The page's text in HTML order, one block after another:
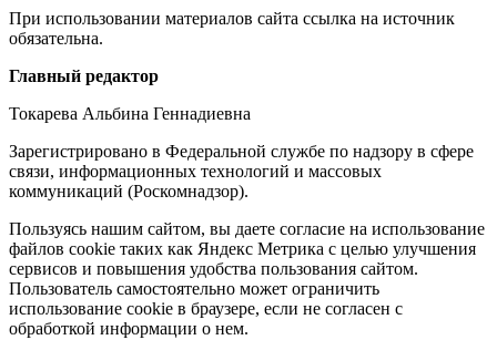
При использовании материалов сайта ссылка на источник
обязательна.
Редакция
Главный редактор
Токарева Альбина Геннадиевна
Зарегистрировано в Федеральной службе по надзору в сфере
связи, информационных технологий и массовых
коммуникаций (Роскомнадзор).
Политика
cookie
Пользуясь нашим сайтом, вы даете согласие на использование
файлов cookie таких как Яндекс Метрика с целью улучшения
сервисов и повышения удобства пользования сайтом.
Пользователь самостоятельно может ограничить
использование cookie в браузере, если не согласен с
обработкой информации о нем.